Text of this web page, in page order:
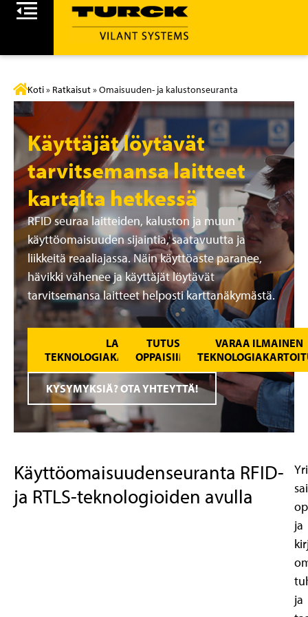
Koti» Ratkaisut»Omaisuuden- ja kalustonseuranta
Käyttäjät löytävät
tarvitsemansa laitteet
kartalta hetkessä
RFID seuraa laitteiden, kaluston ja muun
käyttöomaisuuden sijaintia, saatavuutta ja
liikkeitä reaaliajassa. Näin käyttöaste paranee,
hävikki vähenee ja käyttäjät löytävät
tarvitsemansa laitteet helposti karttanäkymästä.
LATAA
TEKNOLOGIAKATSAUKSIAMME
TUTUSTU
OPPAISIIMME
VARAA ILMAINEN
KYSYMYKSIÄ? OTA YHTEYTTÄ!
Käyttöomaisuudenseuranta RFID-
ja RTLS-teknologioiden avulla
ja
ja